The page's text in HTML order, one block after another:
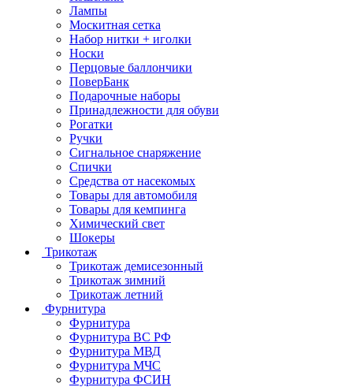
Лампы
Москитная сетка
Набор нитки + иголки
Носки
Перцовые баллончики
ПоверБанк
Подарочные наборы
Принадлежности для обуви
Рогатки
Ручки
Сигнальное снаряжение
Спички
Средства от насекомых
Товары для автомобиля
Товары для кемпинга
Химический свет
Шокеры
Трикотаж
Трикотаж демисезонный
Трикотаж зимний
Трикотаж летний
Фурнитура
Фурнитура
Фурнитура ВС РФ
Фурнитура МВД
Фурнитура МЧС
Фурнитура ФСИН